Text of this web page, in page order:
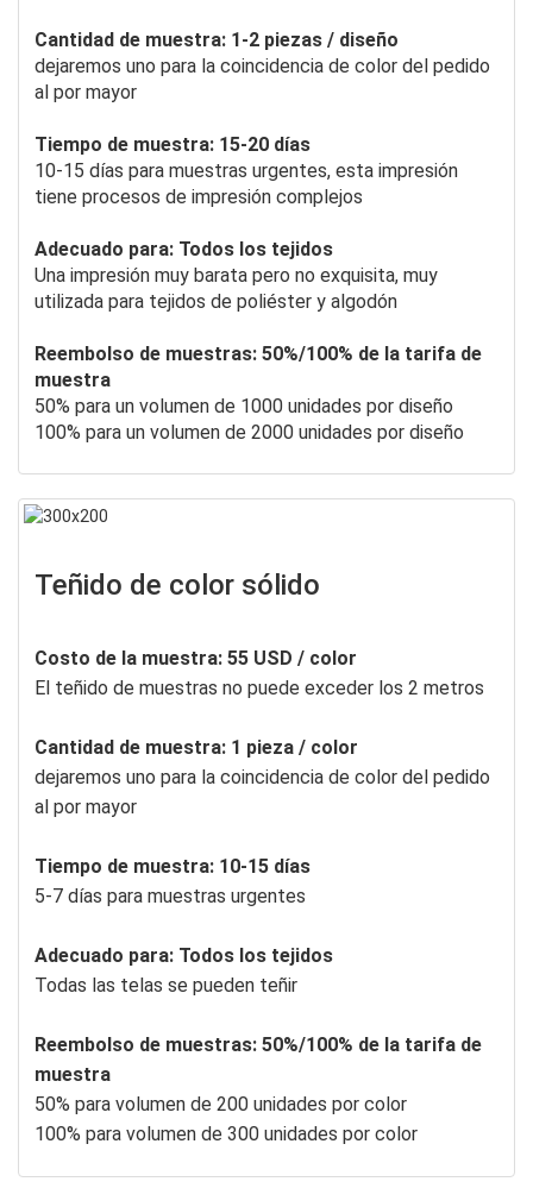
Cantidad de muestra: 1-2 piezas / diseño
dejaremos uno para la coincidencia de color del pedido
al por mayor
Tiempo de muestra: 15-20 días
10-15 días para muestras urgentes, esta impresión
tiene procesos de impresión complejos
Adecuado para: Todos los tejidos
Una impresión muy barata pero no exquisita, muy
utilizada para tejidos de poliéster y algodón
Reembolso de muestras: 50%/100% de la tarifa de
muestra
50% para un volumen de 1000 unidades por diseño
100% para un volumen de 2000 unidades por diseño
Teñido de color sólido
Costo de la muestra: 55 USD / color
El teñido de muestras no puede exceder los 2 metros
Cantidad de muestra: 1 pieza / color
dejaremos uno para la coincidencia de color del pedido
al por mayor
Tiempo de muestra: 10-15 días
5-7 días para muestras urgentes
Adecuado para: Todos los tejidos
Todas las telas se pueden teñir
Reembolso de muestras: 50%/100% de la tarifa de
muestra
50% para volumen de 200 unidades por color
100% para volumen de 300 unidades por color